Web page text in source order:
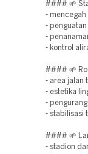
#### 🌱
- mencegah
-
-
- kontrol
#### 🌱
- area jalan
- estetika
-
- stabilisasi
#### 🌱
- stadion